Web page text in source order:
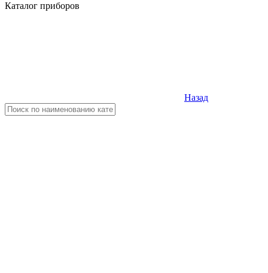
Каталог приборов
Назад